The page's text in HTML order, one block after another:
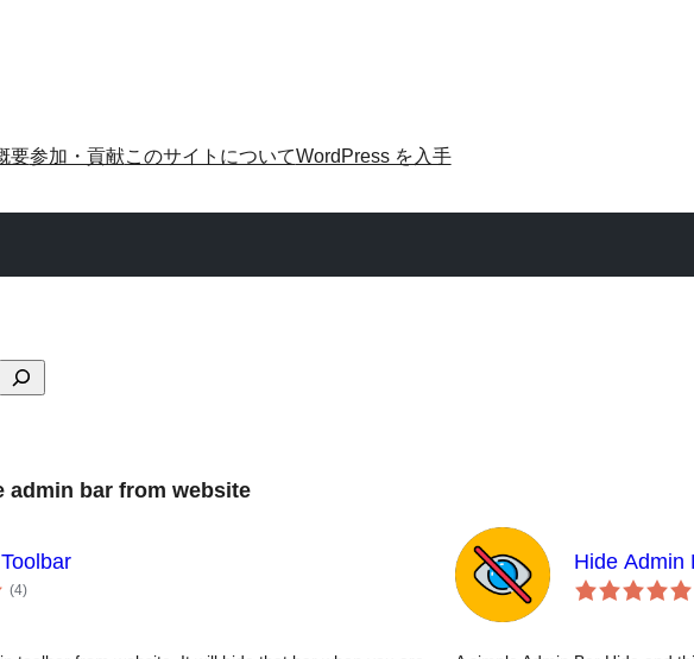
要参加・貢献このサイトについてWordPress を入手
admin bar from website
(4個
の)
Hide Admin